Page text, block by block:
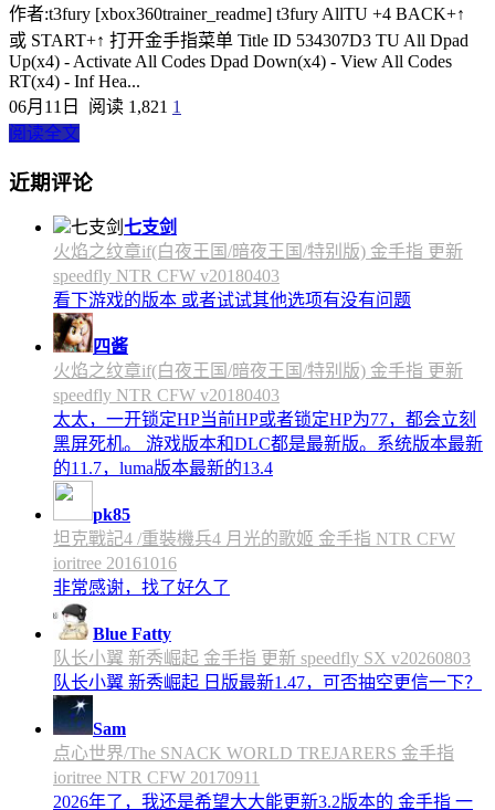
作者:t3fury [xbox360trainer_readme] t3fury AllTU +4 BACK+↑
或 START+↑ 打开金手指菜单 Title ID 534307D3 TU All Dpad
Up(x4) - Activate All Codes Dpad Down(x4) - View All Codes
RT(x4) - Inf Hea...
06月11日
阅读 1,821 1
阅读全文
近期评论
七支剑
火焰之纹章if(白夜王国/暗夜王国/特别版) 金手指 更新
speedfly NTR CFW v20180403
看下游戏的版本 或者试试其他选项有没有问题
四酱
火焰之纹章if(白夜王国/暗夜王国/特别版) 金手指 更新
speedfly NTR CFW v20180403
太太，一开锁定HP当前HP或者锁定HP为77，都会立刻
黑屏死机。 游戏版本和DLC都是最新版。系统版本最新
的11.7，luma版本最新的13.4
pk85
坦克戰記4 /重裝機兵4 月光的歌姬 金手指 NTR CFW
ioritree 20161016
非常感谢，找了好久了
Blue Fatty
队长小翼 新秀崛起 金手指 更新 speedfly SX v20260803
队长小翼 新秀崛起 日版最新1.47，可否抽空更信一下？
Sam
点心世界/The SNACK WORLD TREJARERS 金手指
ioritree NTR CFW 20170911
2026年了，我还是希望大大能更新3.2版本的 金手指 一